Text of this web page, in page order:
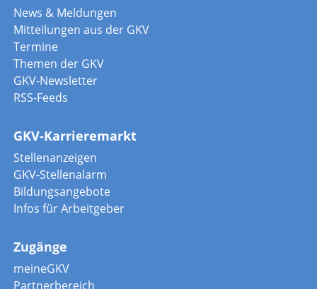
News & Meldungen
Mitteilungen aus der GKV
Termine
Themen der GKV
GKV-Newsletter
RSS-Feeds
GKV-Karrieremarkt
Stellenanzeigen
GKV-Stellenalarm
Bildungsangebote
Infos für Arbeitgeber
Zugänge
meineGKV
Partnerbereich